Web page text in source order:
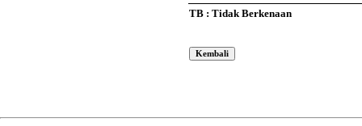
TB : Tidak Berkenaan